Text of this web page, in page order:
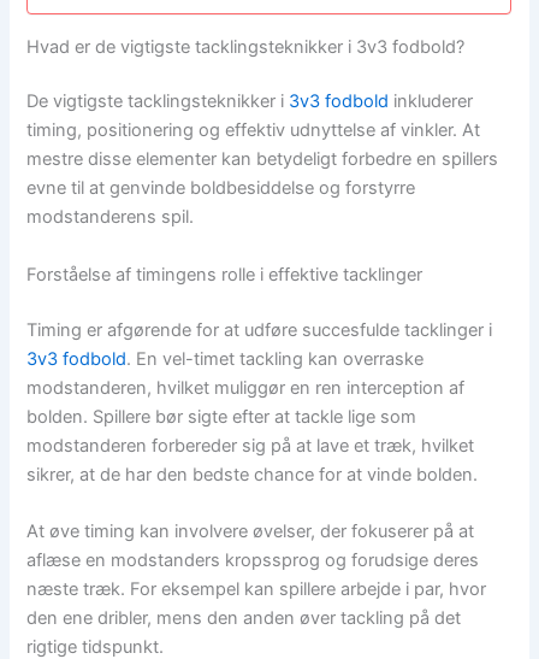
Hvad er de vigtigste tacklingsteknikker i 3v3 fodbold?
De vigtigste tacklingsteknikker i 3v3 fodbold inkluderer
timing, positionering og effektiv udnyttelse af vinkler. At
mestre disse elementer kan betydeligt forbedre en spillers
evne til at genvinde boldbesiddelse og forstyrre
modstanderens spil.
Forståelse af timingens rolle i effektive tacklinger
Timing er afgørende for at udføre succesfulde tacklinger i
3v3 fodbold. En vel-timet tackling kan overraske
modstanderen, hvilket muliggør en ren interception af
bolden. Spillere bør sigte efter at tackle lige som
modstanderen forbereder sig på at lave et træk, hvilket
sikrer, at de har den bedste chance for at vinde bolden.
At øve timing kan involvere øvelser, der fokuserer på at
aflæse en modstanders kropssprog og forudsige deres
næste træk. For eksempel kan spillere arbejde i par, hvor
den ene dribler, mens den anden øver tackling på det
rigtige tidspunkt.